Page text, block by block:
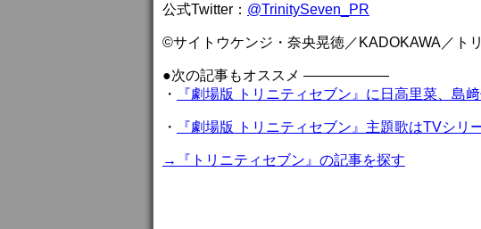
公式Twitter： @TrinitySeven_PR
©サイトウケンジ・奈央晃徳／KADOKAWA／ト
●次の記事もオススメ ——————
・
『劇場版 トリニティセブン』に日高里菜、島
・ 『劇場版 トリニティセブン』主題歌はTVシリ
→『トリニティセブン』の記事を探す